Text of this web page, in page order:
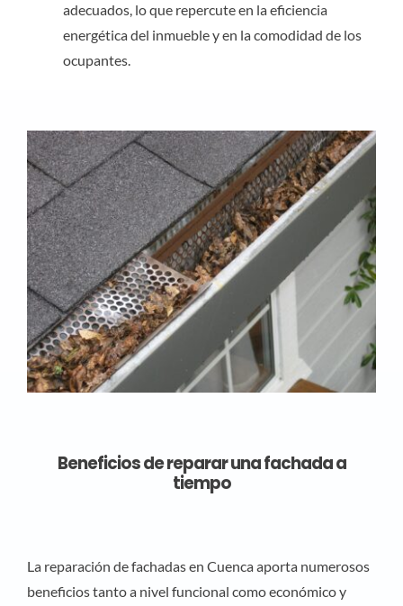
adecuados, lo que repercute en la eficiencia
energética del inmueble y en la comodidad de los
ocupantes.
Beneficios de reparar una fachada a
tiempo
La reparación de fachadas en Cuenca aporta numerosos
beneficios tanto a nivel funcional como económico y